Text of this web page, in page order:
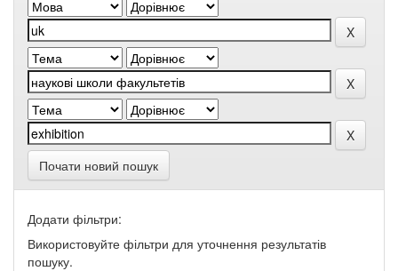
Почати новий пошук
Додати фільтри:
Використовуйте фільтри для уточнення результатів
пошуку.